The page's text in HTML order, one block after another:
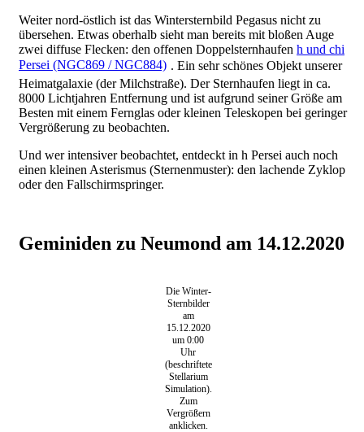
Weiter nord-östlich ist das Wintersternbild Pegasus nicht zu
übersehen. Etwas oberhalb sieht man bereits mit bloßen Auge
zwei diffuse Flecken: den offenen Doppelsternhaufen h und chi
Persei (NGC869 / NGC884) . Ein sehr schönes Objekt unserer
Heimatgalaxie (der Milchstraße). Der Sternhaufen liegt in ca.
8000 Lichtjahren Entfernung und ist aufgrund seiner Größe am
Besten mit einem Fernglas oder kleinen Teleskopen bei geringer
Vergrößerung zu beobachten.
Und wer intensiver beobachtet, entdeckt in h Persei auch noch
einen kleinen Asterismus (Sternenmuster): den lachende Zyklop
oder den Fallschirmspringer.
Geminiden zu Neumond am 14.12.2020
Die Winter-
Sternbilder
am
15.12.2020
um 0:00
Uhr
(beschriftete
Stellarium
Simulation).
Zum
Vergrößern
anklicken.